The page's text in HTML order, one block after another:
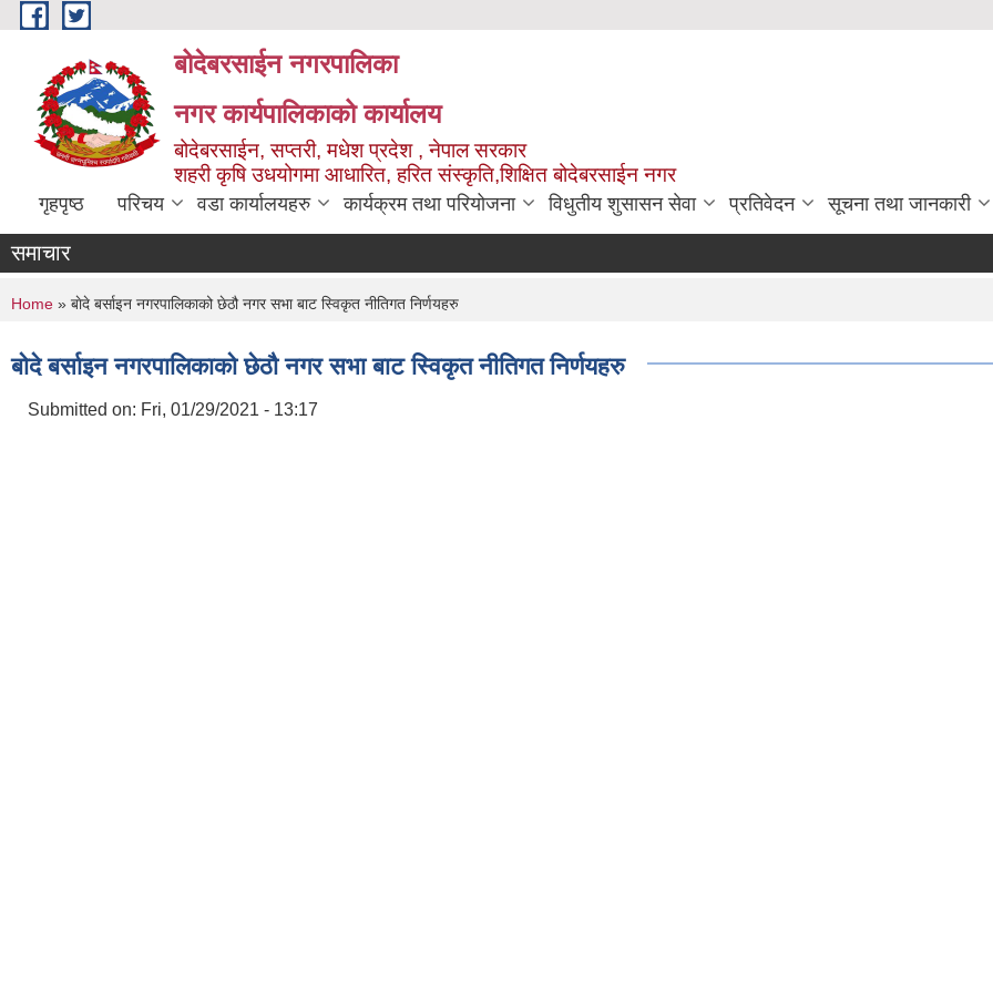
Skip to main content
बोदेबरसाईन नगरपालिका
नगर कार्यपालिकाको कार्यालय
बोदेबरसाईन, सप्तरी, मधेश प्रदेश , नेपाल सरकार
शहरी कृषि उधयोगमा आधारित, हरित संस्कृति,शिक्षित बोदेबरसाईन नगर
गृहपृष्ठ परिचय वडा कार्यालयहरु कार्यक्रम तथा परियोजना विधुतीय शुसासन सेवा प्रतिवेदन सूचना तथा जानकारी
समाचार
You are here
Home » बाेदे बर्साइन नगरपालिकाको छेठौ नगर सभा बाट स्विकृत नीतिगत निर्णयहरु
बाेदे बर्साइन नगरपालिकाको छेठौ नगर सभा बाट स्विकृत नीतिगत निर्णयहरु
Submitted on: Fri, 01/29/2021 - 13:17